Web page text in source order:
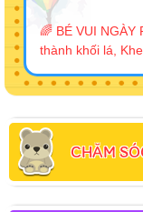
🌈 BÉ VUI
thành khối lá,
CHĂM